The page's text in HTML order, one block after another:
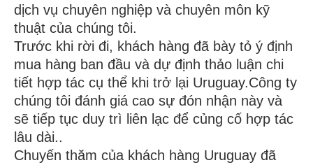
dịch vụ chuyên nghiệp và chuyên môn kỹ
thuật của chúng tôi.
Trước khi rời đi, khách hàng đã bày tỏ ý định
mua hàng ban đầu và dự định thảo luận chi
tiết hợp tác cụ thể khi trở lại Uruguay.Công ty
chúng tôi đánh giá cao sự đón nhận này và
sẽ tiếp tục duy trì liên lạc để củng cố hợp tác
lâu dài..
Chuyến thăm của khách hàng Uruguay đã